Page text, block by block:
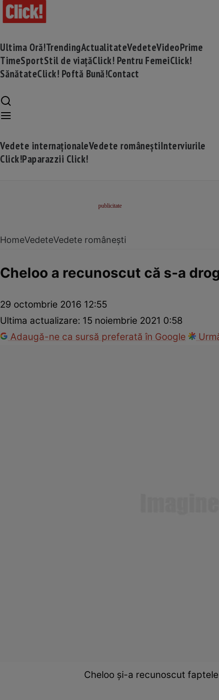
Ultima Oră!TrendingActualitateVedeteVideoPrime
TimeSportStil de viațăClick! Pentru FemeiClick!
SănătateClick! Poftă Bună!Contact
Vedete internaționaleVedete româneștiInterviurile
Click!Paparazzii Click!
HomeVedeteVedete românești
Cheloo a recunoscut că s-a
29 octombrie 2016 12:55
Ultima actualizare: 15 noiembrie 2021 0:58
Adaugă-ne ca sursă preferată în Google
Cheloo și-a recunoscut